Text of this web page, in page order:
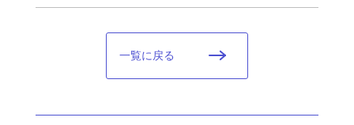
一覧に戻る